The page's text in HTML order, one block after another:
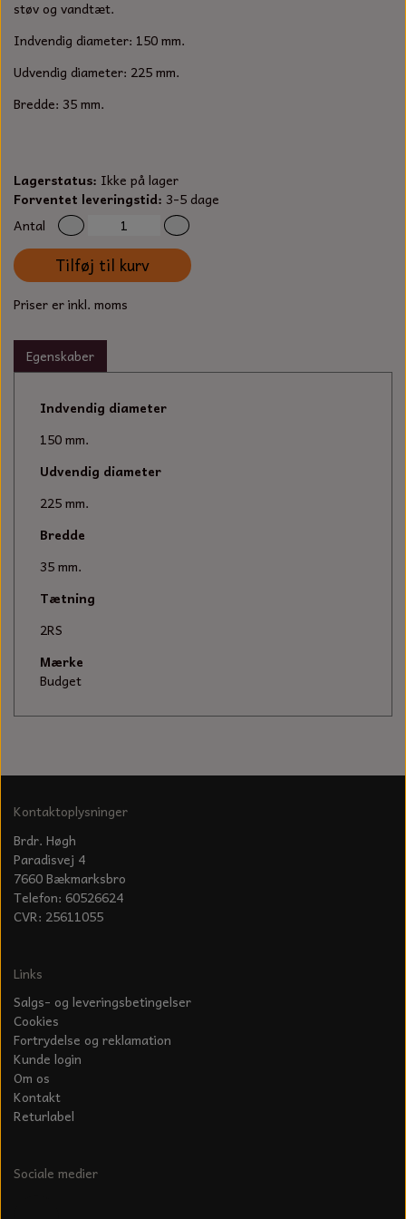
SORTIMENT
TECUMSEH
OLIE TIL SMÅMOTORER & HAVEMASKINER
SPÆNDEBÅND
BENSINSLANGE OG FILTRE
STARTSNOR OG TILBEHØR
UNIVERSAL KABLER OG TILBEHØR
UNIVERSAL REMSKIVER OG STYRERULLER
KÆDER TIL MOTORSAV
KLINGSPOR
BATTERILADEAPPARAT
KNIVE OG TILBEHØR
MEJSLER
VÆRKTØJSSÆT
FEDTPRESSER
støv og vandtæt.
Indvendig diameter: 150 mm.
Udvendig diameter: 225 mm.
Bredde: 35 mm.
Lagerstatus: Ikke på lager
Forventet leveringstid: 3-5 dage
Antal
Tilføj til kurv
Priser er inkl. moms
Egenskaber
Indvendig diameter
150 mm.
Udvendig diameter
225 mm.
Bredde
35 mm.
Tætning
2RS
Mærke
Budget
Kontaktoplysninger
Brdr. Høgh
Paradisvej 4
7660 Bækmarksbro
Telefon: 60526624
CVR: 25611055
Links
Salgs- og leveringsbetingelser
Cookies
Fortrydelse og reklamation
Kunde login
Om os
Kontakt
Returlabel
Sociale medier